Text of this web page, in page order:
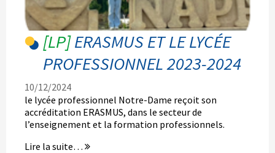
ERASMUS ET LE LYCÉE
PROFESSIONNEL 2023-2024
10/12/2024
le lycée professionnel Notre-Dame reçoit son
accréditation ERASMUS, dans le secteur de
l’enseignement et la formation professionnels.
Erasmus
Lire la suite…